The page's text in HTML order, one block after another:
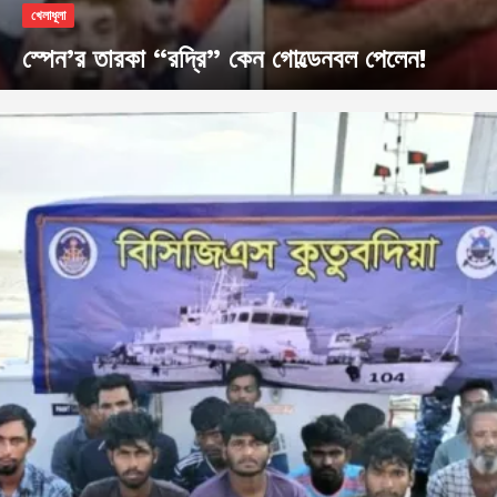
খেলাধূলা
স্পেন’র তারকা “রদ্রি” কেন গোল্ডেনবল পেলেন!